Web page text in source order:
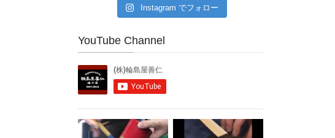
Instagram でフォロー
YouTube Channel